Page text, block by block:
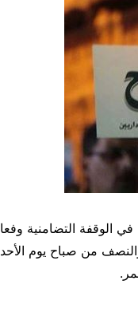
الوقفة التضامنية